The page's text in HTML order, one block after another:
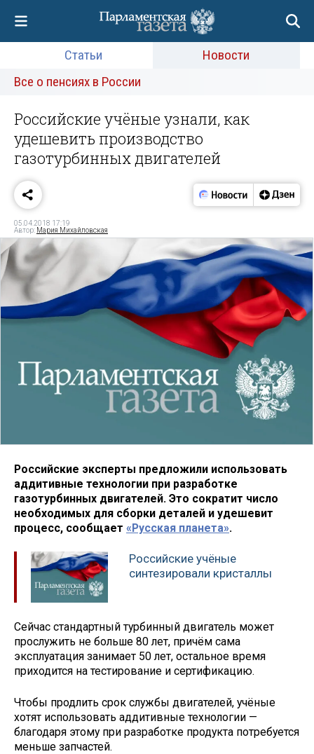
Статьи
Новости
Все о пенсиях в России
Российские учёные узнали, как
удешевить производство
газотурбинных двигателей
05.04.2018 17:19
Автор: Мария Михайловская
Российские эксперты предложили использовать
аддитивные технологии при разработке
газотурбинных двигателей. Это сократит число
необходимых для сборки деталей и удешевит
процесс, сообщает «Русская планета».
Российские учёные
синтезировали кристаллы
Сейчас стандартный турбинный двигатель может
прослужить не больше 80 лет, причём сама
эксплуатация занимает 50 лет, остальное время
приходится на тестирование и сертификацию.
Чтобы продлить срок службы двигателей, учёные
хотят использовать аддитивные технологии —
благодаря этому при разработке продукта потребуется
меньше запчастей.